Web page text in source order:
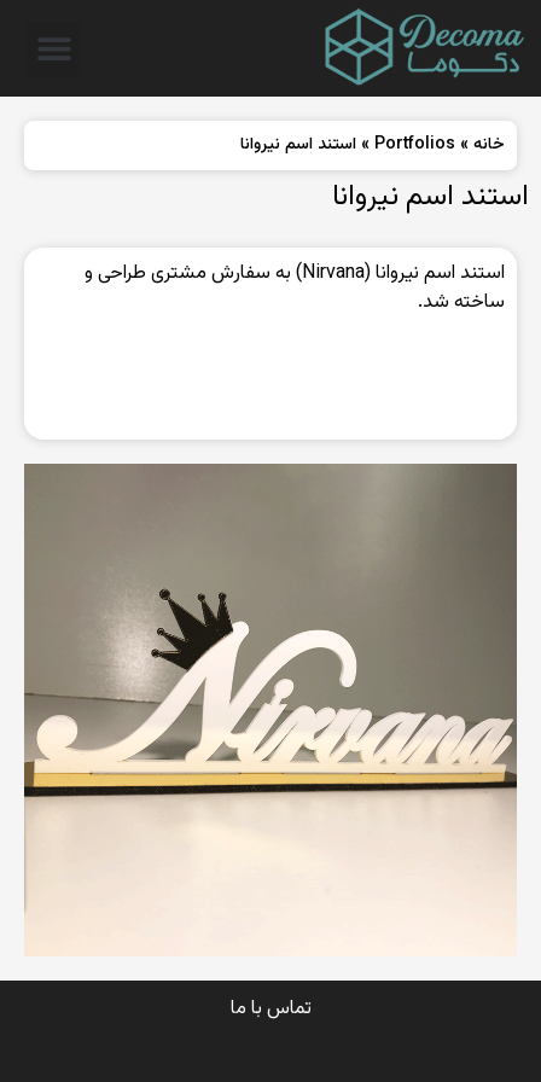
خانه »
Portfolios
» استند اسم نیروانا
استند اسم نیروانا
استند اسم نیروانا (Nirvana) به سفارش مشتری طراحی و
ساخته شد.
تماس با ما